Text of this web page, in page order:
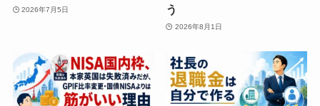
2026年7月5日
う
2026年8月1日